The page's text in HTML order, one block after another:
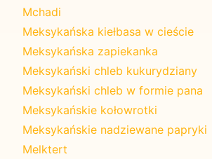
Mchadi
Meksykańska kiełbasa w cieście
Meksykańska zapiekanka
Meksykański chleb kukurydziany
Meksykański chleb w formie pana
Meksykańskie kołowrotki
Meksykańskie nadziewane papryki
Melktert